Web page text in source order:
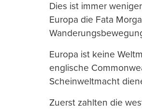
Dies ist immer
Europa die Fata
Europa ist keine
englische
Scheinweltmacht
Zuerst zahlten die